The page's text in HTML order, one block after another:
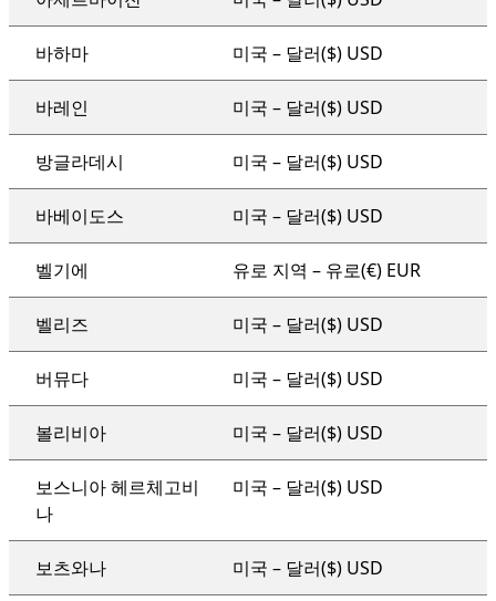
바하마 미국 – 달러($) USD
바레인 미국 – 달러($) USD
방글라데시 미국 – 달러($) USD
바베이도스 미국 – 달러($) USD
벨기에 유로 지역 – 유로(€) EUR
벨리즈 미국 – 달러($) USD
버뮤다 미국 – 달러($) USD
볼리비아 미국 – 달러($) USD
보스니아 헤르체고비
나
미국 – 달러($) USD
보츠와나 미국 – 달러($) USD